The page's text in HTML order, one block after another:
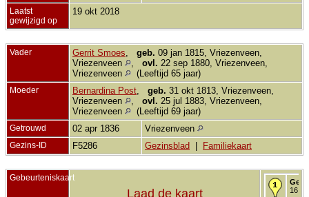
Laatst
gewijzigd op
19 okt 2018
Vader Gerrit Smoes geb. 09 jan 1815, Vriezenveen,
Vriezenveen
ovl. 22 sep 1880, Vriezenveen,
Vriezenveen
(Leeftijd 65 jaar)
Moeder Bernardina Post geb. 31 okt 1813, Vriezenveen,
Vriezenveen
ovl. 25 jul 1883, Vriezenveen,
Vriezenveen
(Leeftijd 69 jaar)
Getrouwd 02 apr 1836 Vriezenveen
Gezins-ID F5286 Gezinsblad Familiekaart
Gebeurteniskaart
Laad de kaart
16